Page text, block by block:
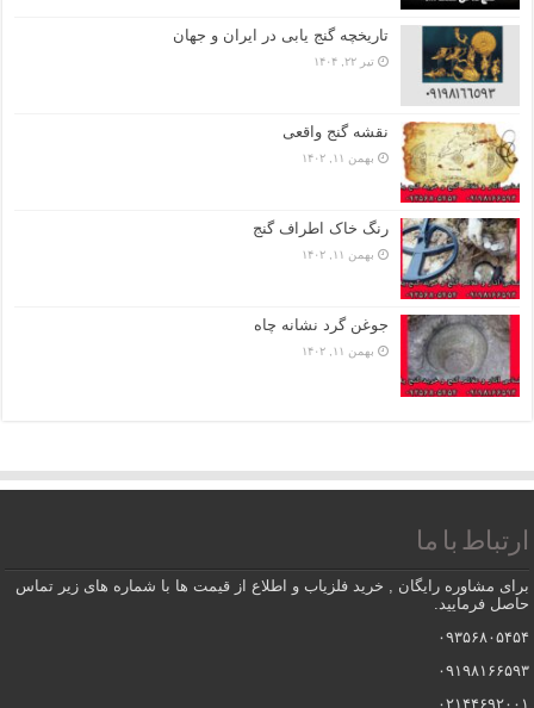
تاریخچه گنج‌ یابی در ایران و جهان
تیر ۲۲, ۱۴۰۴
نقشه گنج واقعی
بهمن ۱۱, ۱۴۰۲
رنگ خاک اطراف گنج
بهمن ۱۱, ۱۴۰۲
جوغن گرد نشانه چاه
بهمن ۱۱, ۱۴۰۲
ارتباط با ما
برای مشاوره رایگان , خرید فلزیاب و اطلاع از قیمت ها با شماره های زیر تماس
حاصل فرمایید.
۰۹۳۵۶۸۰۵۴۵۴
۰۹۱۹۸۱۶۶۵۹۳
۰۲۱۴۴۶۹۲۰۰۱